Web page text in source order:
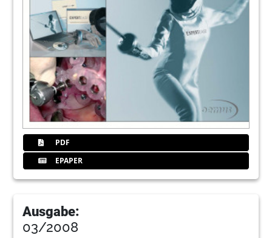
PDF
EPAPER
Ausgabe:
03/2008